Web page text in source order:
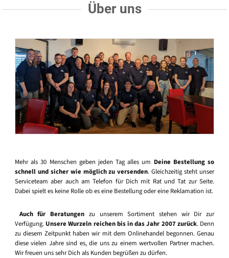
Über uns
Mehr als 30 Menschen geben jeden Tag alles um Deine Bestellung so
schnell und sicher wie möglich zu versenden. Gleichzeitig steht unser
Serviceteam aber auch am Telefon für Dich mit Rat und Tat zur Seite.
Dabei spielt es keine Rolle ob es eine Bestellung oder eine Reklamation ist.
Auch für Beratungen zu unserem Sortiment stehen wir Dir zur
Verfügung. Unsere Wurzeln reichen bis in das Jahr 2007 zurück. Denn
zu diesem Zeitpunkt haben wir mit dem Onlinehandel begonnen. Genau
diese vielen Jahre sind es, die uns zu einem wertvollen Partner machen.
Wir freuen uns sehr Dich als Kunden begrüßen zu dürfen.